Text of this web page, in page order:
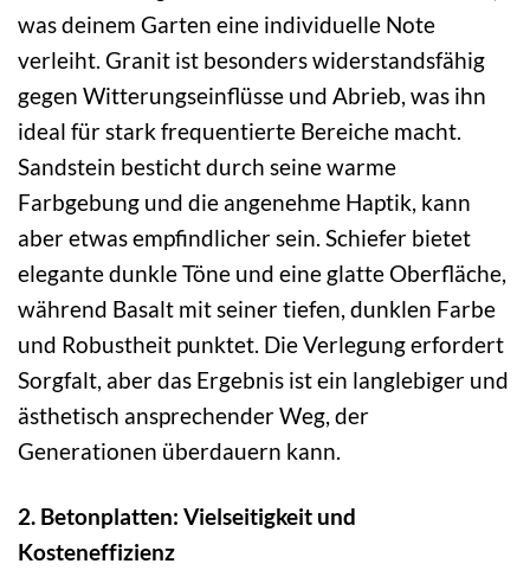
was deinem Garten eine individuelle Note
verleiht. Granit ist besonders widerstandsfähig
gegen Witterungseinflüsse und Abrieb, was ihn
ideal für stark frequentierte Bereiche macht.
Sandstein besticht durch seine warme
Farbgebung und die angenehme Haptik, kann
aber etwas empfindlicher sein. Schiefer bietet
elegante dunkle Töne und eine glatte Oberfläche,
während Basalt mit seiner tiefen, dunklen Farbe
und Robustheit punktet. Die Verlegung erfordert
Sorgfalt, aber das Ergebnis ist ein langlebiger und
ästhetisch ansprechender Weg, der
Generationen überdauern kann.
2. Betonplatten: Vielseitigkeit und
Kosteneffizienz